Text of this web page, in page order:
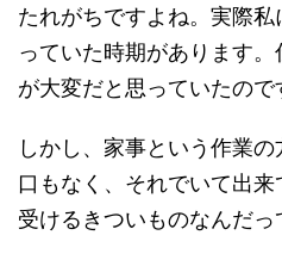
たれがちですよね。実際
っていた時期があります
が大変だと思っていたので
しかし、家事という作業
口もなく、それでいて出
受けるきついものなんだっ